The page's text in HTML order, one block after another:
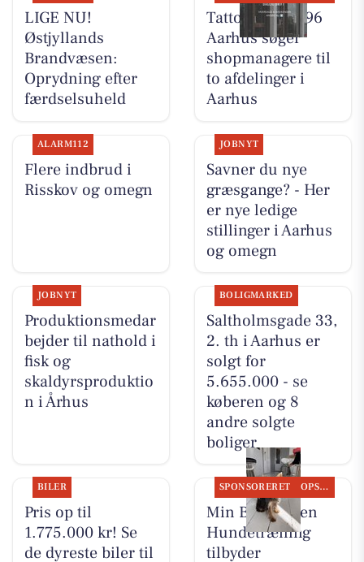
LIGE NU!
Østjyllands
Brandvæsen:
Oprydning efter
færdselsuheld
Tattoo Studio 96
Aarhus søger
shopmanagere til
to afdelinger i
Aarhus
ALARM112
Flere indbrud i
Risskov og omegn
JOBNYT
Savner du nye
græsgange? - Her
er nye ledige
stillinger i Aarhus
og omegn
JOBNYT
Produktionsmedar
bejder til nathold i
fisk og
skaldyrsproduktio
n i Århus
BOLIGMARKED
Saltholmsgade 33,
2. th i Aarhus er
solgt for
5.655.000 - se
køberen og 8
andre solgte
boliger
BILER
Pris op til
1.775.000 kr! Se
de dyreste biler til
SPONSORERET OPSLAGSTAVLEN
Min Bedste Ven
Hundetræning
tilbyder